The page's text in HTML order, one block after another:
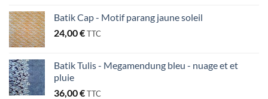
Batik Cap - Motif parang jaune soleil
24,00€TTC
Batik Tulis - Megamendung bleu - nuage et et
pluie
36,00€TTC